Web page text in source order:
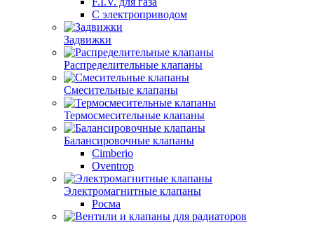
С электроприводом
Задвижки
Распределительные клапаны
Cмесительные клапаны
Термосмесительные клапаны
Балансировочные клапаны
Cimberio
Oventrop
Электромагнитные клапаны
Росма